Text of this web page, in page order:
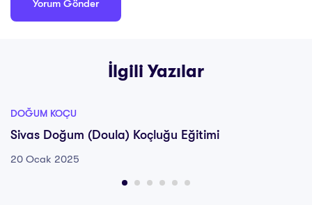
İlgili Yazılar
DOĞUM KOÇU
Sivas Doğum (Doula) Koçluğu Eğitimi
20 Ocak 2025